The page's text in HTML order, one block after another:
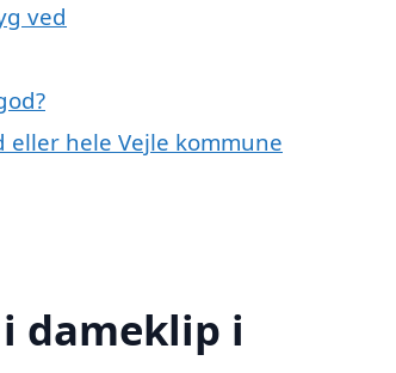
ved
hele Vejle kommune
dameklip i